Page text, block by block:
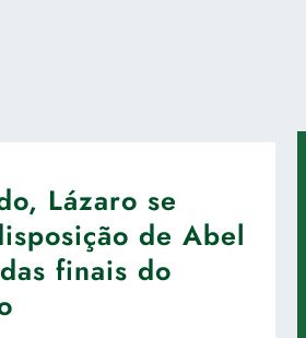
Lázaro se
de Abel
finais do